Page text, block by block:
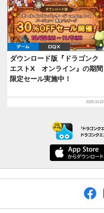
ゲーム DQX
ダウンロード版『ドラゴンク
エストX オンライン』の期間
限定セール実施中！
2025.10.22